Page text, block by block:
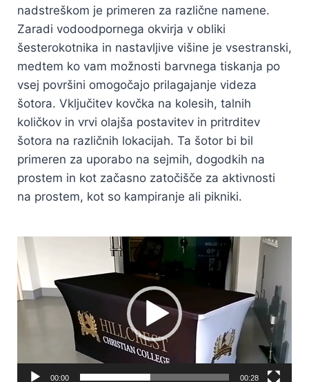
nadstreškom je primeren za različne namene.
Zaradi vodoodpornega okvirja v obliki
šesterokotnika in nastavljive višine je vsestranski,
medtem ko vam možnosti barvnega tiskanja po
vsej površini omogočajo prilagajanje videza
šotora. Vključitev kovčka na kolesih, talnih
količkov in vrvi olajša postavitev in pritrditev
šotora na različnih lokacijah. Ta šotor bi bil
primeren za uporabo na sejmih, dogodkih na
prostem in kot začasno zatočišče za aktivnosti
na prostem, kot so kampiranje ali pikniki.
Predvajalnik
videa
00:00 00:28